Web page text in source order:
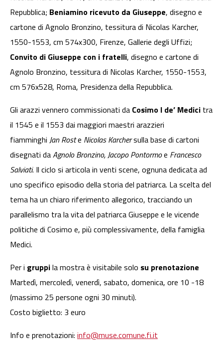
Repubblica; Beniamino ricevuto da Giuseppe, disegno e
cartone di Agnolo Bronzino, tessitura di Nicolas Karcher,
1550-1553, cm 574x300, Firenze, Gallerie degli Uffizi;
Convito di Giuseppe con i fratelli, disegno e cartone di
Agnolo Bronzino, tessitura di Nicolas Karcher, 1550-1553,
cm 576x528, Roma, Presidenza della Repubblica.
Gli arazzi vennero commissionati da Cosimo I de’ Medici tra
il 1545 e il 1553 dai maggiori maestri arazzieri
fiamminghi Jan Roste Nicolas Karchersulla base di cartoni
disegnati daAgnolo Bronzino, Jacopo Pontormoe Francesco
Salviati. Il ciclo si articola in venti scene, ognuna dedicata ad
uno specifico episodio della storia del patriarca. La scelta del
tema ha un chiaro riferimento allegorico, tracciando un
parallelismo tra la vita del patriarca Giuseppe e le vicende
politiche di Cosimo e, più complessivamente, della famiglia
Medici.
Per i gruppila mostra è visitabile solo su prenotazione
Martedì, mercoledì, venerdì, sabato, domenica, ore 10 -18
(massimo 25 persone ogni 30 minuti).
Costo biglietto: 3 euro
Info e prenotazioni: info@muse.comune.fi.it